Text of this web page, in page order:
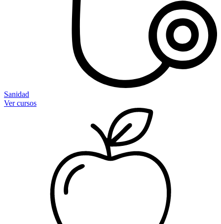
Sanidad
Ver cursos